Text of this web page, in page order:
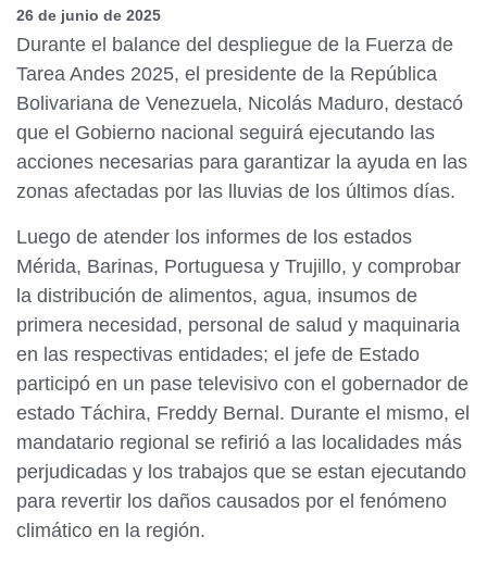
26 de junio de 2025
Durante el balance del despliegue de la Fuerza de
Tarea Andes 2025, el presidente de la República
Bolivariana de Venezuela, Nicolás Maduro, destacó
que el Gobierno nacional seguirá ejecutando las
acciones necesarias para garantizar la ayuda en las
zonas afectadas por las lluvias de los últimos días.
Luego de atender los informes de los estados
Mérida, Barinas, Portuguesa y Trujillo, y comprobar
la distribución de alimentos, agua, insumos de
primera necesidad, personal de salud y maquinaria
en las respectivas entidades; el jefe de Estado
participó en un pase televisivo con el gobernador de
estado Táchira, Freddy Bernal. Durante el mismo, el
mandatario regional se refirió a las localidades más
perjudicadas y los trabajos que se estan ejecutando
para revertir los daños causados por el fenómeno
climático en la región.